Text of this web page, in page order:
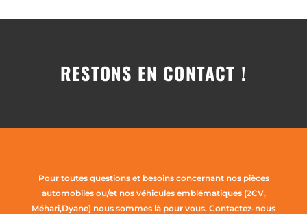
RESTONS EN CONTACT !
Pour toutes questions et besoins concernant nos pièces
automobiles ou/et nos véhicules emblématiques (2CV,
Méhari,Dyane) nous sommes là pour vous. Contactez-nous